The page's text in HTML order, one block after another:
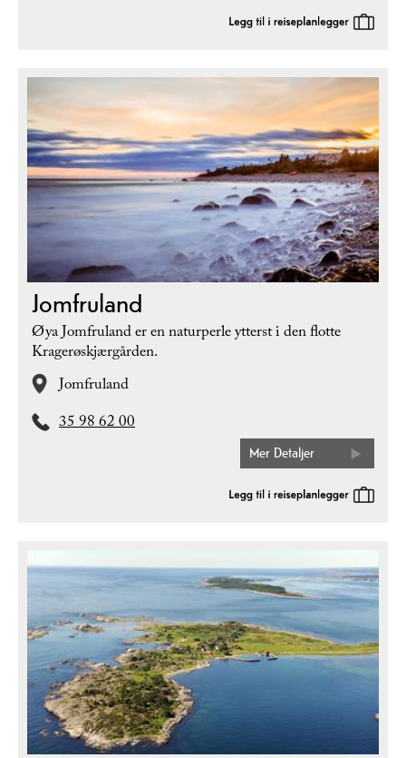
Jomfruland
Øya Jomfruland er en naturperle ytterst i den flotte
Kragerøskjærgården.
Jomfruland
35 98 62 00
Mer Detaljer